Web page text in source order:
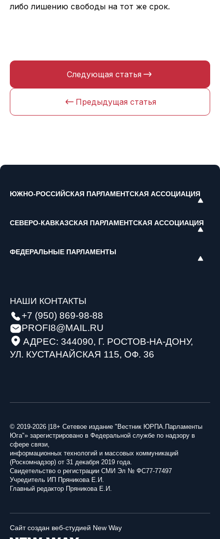
либо лишению свободы на тот же срок.
Предыдущая статья
Следующая статья
ЮЖНО-РОССИЙСКАЯ ПАРЛАМЕНТСКАЯ АССОЦИАЦИЯ
СЕВЕРО-КАВКАЗСКАЯ ПАРЛАМЕНТСКАЯ АССОЦИАЦИЯ
ФЕДЕРАЛЬНЫЕ ПАРЛАМЕНТЫ
НАШИ КОНТАКТЫ
+7 (950) 869-98-88
PROFI8@MAIL.RU
АДРЕС: 344090, Г. РОСТОВ-НА-ДОНУ,
УЛ. КУСТАНАЙСКАЯ 115, ОФ. 36
© 2019-2026 |18+ Сетевое издание "Вестник ЮРПА.Парламенты
Юга"» зарегистрировано в Федеральной службе по надзору в
сфере связи,
информационных технологий и массовых коммуникаций
(Роскомнадзор) от 31 декабря 2019 года.
Свидетельство о регистрации СМИ Эл № ФС77-77497
Учредитель ИП Пряникова Е.И.
Главный редактор Пряникова Е.И.
Сайт создан веб-студией New Way